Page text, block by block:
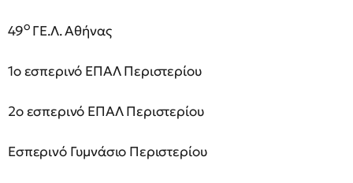
49οΓΕ.Λ. Αθήνας
1ο εσπερινό ΕΠΑΛ Περιστερίου
2ο εσπερινό ΕΠΑΛ Περιστερίου
Εσπερινό Γυμνάσιο Περιστερίου